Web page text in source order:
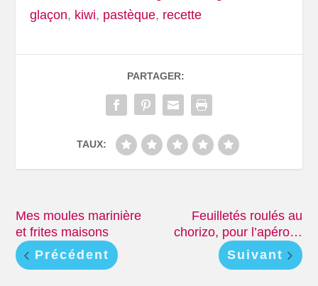
glaçon, kiwi, pastèque, recette
PARTAGER:
TAUX:
Mes moules marinière
et frites maisons
Précédent
Feuilletés roulés au
chorizo, pour l’apéro…
Suivant